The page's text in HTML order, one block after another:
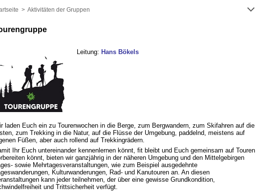
> Aktivitäten der Gruppen
Leitung: Hans Bökels
laden Euch ein zu Tourenwochen in die Berge, zum Bergwandern, zum Skifahren auf die
zum Trekking in die Natur, auf die Flüsse der Umgebung, paddelnd, meistens auf
Füßen, aber auch rollend auf Trekkingrädern.
Ihr Euch untereinander kennenlernen könnt, fit bleibt und Euch gemeinsam auf Touren
könnt, bieten wir ganzjährig in der näheren Umgebung und den Mittelgebirgen
sowie Mehrtagesveranstaltungen, wie zum Beispiel ausgedehnte
Kulturwanderungen, Rad- und Kanutouren an. An diesen
kann jeder teilnehmen, der über eine gewisse Grundkondition,
und Trittsicherheit verfügt.